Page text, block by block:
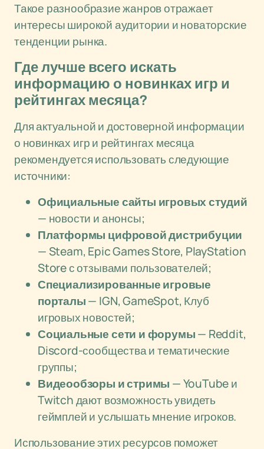
Такое разнообразие жанров отражает
интересы широкой аудитории и новаторские
тенденции рынка.
Где лучше всего искать
информацию о новинках игр и
рейтингах месяца?
Для актуальной и достоверной информации
о новинках игр и рейтингах месяца
рекомендуется использовать следующие
источники:
Официальные сайты игровых студий
— новости и анонсы;
Платформы цифровой дистрибуции
— Steam, Epic Games Store, PlayStation
Store с отзывами пользователей;
Специализированные игровые
порталы— IGN, GameSpot, Клуб
игровых новостей;
Социальные сети и форумы— Reddit,
Discord-сообщества и тематические
группы;
Видеообзоры и стримы — YouTube и
Twitch дают возможность увидеть
геймплей и услышать мнение игроков.
Использование этих ресурсов поможет